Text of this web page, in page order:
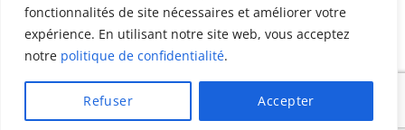
fonctionnalités de site nécessaires et améliorer votre
expérience. En utilisant notre site web, vous acceptez
notre politique de confidentialité.
Refuser Accepter
PayPal
AmericanMasterCard
Visa
Copyright 2026 ©